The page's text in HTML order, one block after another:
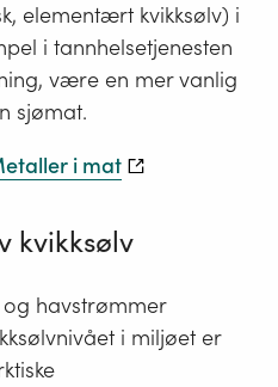
elementært kvikksølv) i
i tannhelsetjenesten
være en mer vanlig
sjømat.
i mat
kvikksølv
havstrømmer
i miljøet er